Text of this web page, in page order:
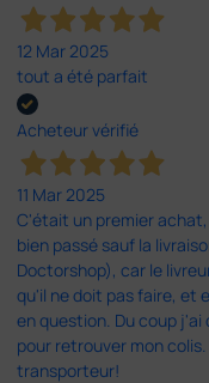
12 Mar 2025
tout a été parfait
Acheteur vérifié
11 Mar 2025
C'était un premier
bien passé sauf la
Doctorshop), car le
qu'il ne doit pas faire, et
en question. Du coup
pour retrouver mon
transporteur!